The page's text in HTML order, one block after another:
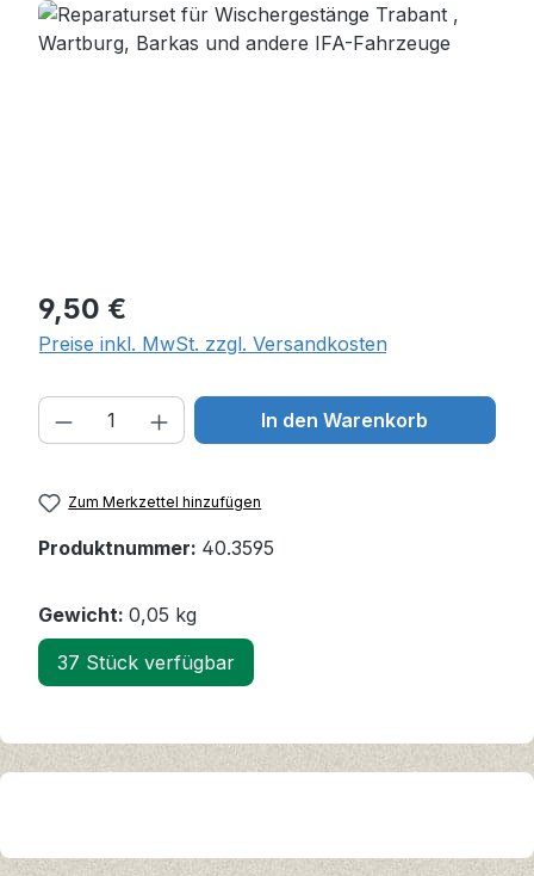
Bildergalerie überspringen
Regulärer Preis:
9,50 €
Preise inkl. MwSt. zzgl. Versandkosten
Produkt Anzahl: Gib den
In den Warenkorb
Zum Merkzettel hinzufügen
Produktnummer: 40.3595
Gewicht: 0,05 kg
37 Stück verfügbar